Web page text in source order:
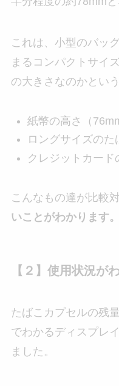
これは、小型のバッ
まるコンパクトサイ
の大きさなのかとい
紙幣の高さ（
ロングサイズのた
クレジットカード
こんなもの達が比較
いことがわかります。
【２】使用状況が
たばこカプセルの残
でわかるディスプレ
ました。